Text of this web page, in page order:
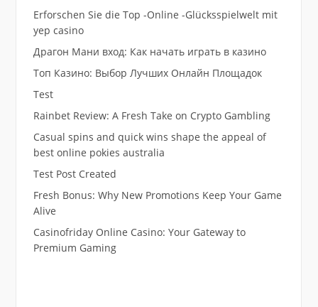
Erforschen Sie die Top -Online -Glücksspielwelt mit
yep casino
Драгон Мани вход: Как начать играть в казино
Топ Казино: Выбор Лучших Онлайн Площадок
Test
Rainbet Review: A Fresh Take on Crypto Gambling
Casual spins and quick wins shape the appeal of
best online pokies australia
Test Post Created
Fresh Bonus: Why New Promotions Keep Your Game
Alive
Casinofriday Online Casino: Your Gateway to
Premium Gaming